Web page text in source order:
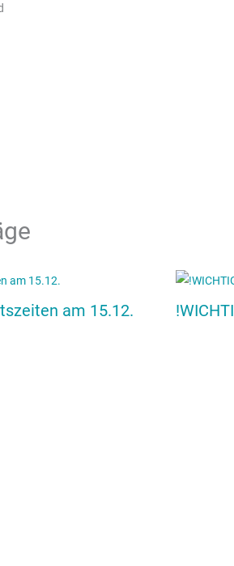
am 15.12.